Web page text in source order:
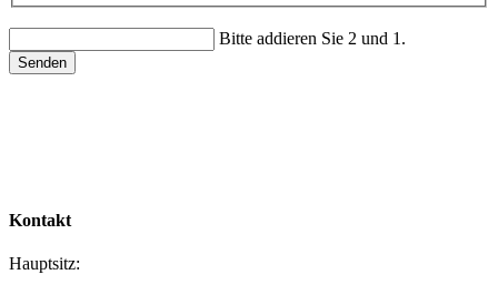
Bitte addieren Sie 2 und 1.
Senden
Kontakt
Hauptsitz: